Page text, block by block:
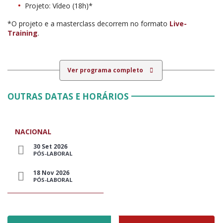
Projeto: Vídeo (18h)*
*O projeto e a masterclass decorrem no formato Live-
Training.
Ver programa completo
OUTRAS DATAS E HORÁRIOS
NACIONAL
30 Set 2026
PÓS-LABORAL
18 Nov 2026
PÓS-LABORAL